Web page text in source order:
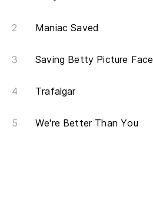
Maniac Saved
Saving Betty Picture Face
Trafalgar
We're Better Than You